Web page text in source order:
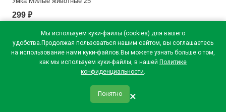
Мы используем куки-файлы (cookies) для вашего
удобства.Продолжая пользоваться нашим сайтом, вы соглашаетесь
на использование нами куки-файлов.Вы можете узнать больше о том,
как мы используем куки-файлы, в нашей Политике
конфиденциальности.
Понятно ×
листов арт.978-5-506-11433-8
В наличии
299 ₽
qr_code